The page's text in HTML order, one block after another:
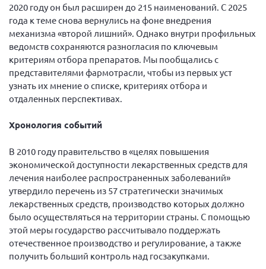
Вице-президент Черненко Д.Е.
Вице-президент Валюх М.В.
Вице-президент Чернова А.В.
Вице-президент Цикорин И.В.
Вице-президент Груба Л.В.
Главный бухгалтер Жаворонкова Г.М.
Конференция ОООИБРС 2026
Экспертный совет ОООИБРС 2025
Конференция ОООИБРС 2024
Конференция ОООИБРС 2023
Конференция ОООИБРС 2022
Конференция ОООИБРС 2021
Конференция ВСЭ 2021
2020 году он был расширен до 215 наименований. С 2025
года к теме снова вернулись на фоне внедрения
механизма «второй лишний». Однако внутри профильных
ведомств сохраняются разногласия по ключевым
критериям отбора препаратов. Мы пообщались с
представителями фармотрасли, чтобы из первых уст
узнать их мнение о списке, критериях отбора и
отдаленных перспективах.
Хронология событий
В 2010 году правительство в «целях повышения
экономической доступности лекарственных средств для
лечения наиболее распространенных заболеваний»
утвердило перечень из 57 стратегически значимых
лекарственных средств, производство которых должно
было осуществляться на территории страны. С помощью
этой меры государство рассчитывало поддержать
отечественное производство и регулирование, а также
получить больший контроль над госзакупками.